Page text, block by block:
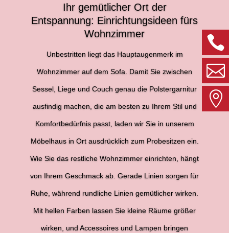
Ihr gemütlicher Ort der
Entspannung: Einrichtungsideen fürs
Wohnzimmer
Unbestritten liegt das Hauptaugenmerk im
Wohnzimmer auf dem Sofa. Damit Sie zwischen
Sessel, Liege und Couch genau die Polstergarnitur
ausfindig machen, die am besten zu Ihrem Stil und
Komfortbedürfnis passt, laden wir Sie in unserem
Möbelhaus in Ort ausdrücklich zum Probesitzen ein.
Wie Sie das restliche Wohnzimmer einrichten, hängt
von Ihrem Geschmack ab. Gerade Linien sorgen für
Ruhe, während rundliche Linien gemütlicher wirken.
Mit hellen Farben lassen Sie kleine Räume größer
wirken, und Accessoires und Lampen bringen